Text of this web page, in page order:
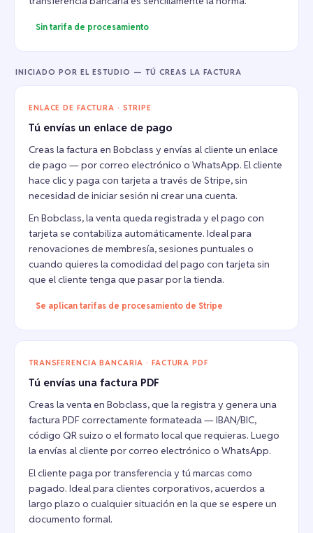
Sin tarifa de procesamiento
INICIADO POR EL ESTUDIO — TÚ CREAS LA FACTURA
ENLACE DE FACTURA · STRIPE
Tú envías un enlace de pago
Creas la factura en Bobclass y envías al cliente un enlace
de pago — por correo electrónico o WhatsApp. El cliente
hace clic y paga con tarjeta a través de Stripe, sin
necesidad de iniciar sesión ni crear una cuenta.
En Bobclass, la venta queda registrada y el pago con
tarjeta se contabiliza automáticamente. Ideal para
renovaciones de membresía, sesiones puntuales o
cuando quieres la comodidad del pago con tarjeta sin
que el cliente tenga que pasar por la tienda.
Se aplican tarifas de procesamiento de Stripe
TRANSFERENCIA BANCARIA · FACTURA PDF
Tú envías una factura PDF
Creas la venta en Bobclass, que la registra y genera una
factura PDF correctamente formateada — IBAN/BIC,
código QR suizo o el formato local que requieras. Luego
la envías al cliente por correo electrónico o WhatsApp.
El cliente paga por transferencia y tú marcas como
pagado. Ideal para clientes corporativos, acuerdos a
largo plazo o cualquier situación en la que se espere un
documento formal.